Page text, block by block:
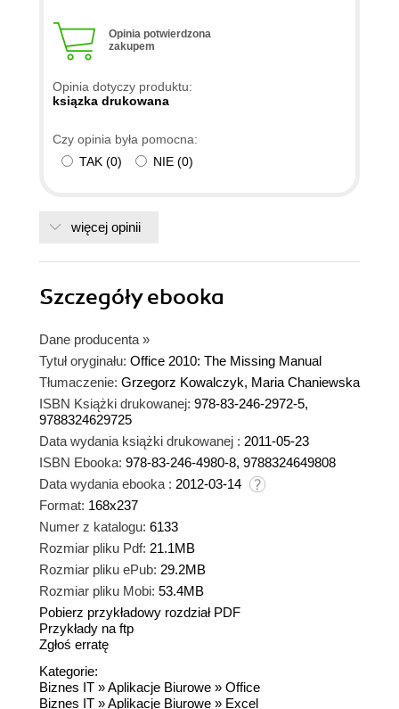
Opinia potwierdzona
zakupem
Opinia dotyczy produktu:
ksiązka drukowana
Czy opinia była pomocna:
TAK (0) NIE (0)
więcej opinii
Szczegółyebooka
Dane producenta »
Tytuł oryginału: Office 2010: The Missing Manual
Tłumaczenie: Grzegorz Kowalczyk, Maria Chaniewska
ISBN Książki drukowanej: 978-83-246-2972-5,
9788324629725
Data wydania książki drukowanej : 2011-05-23
ISBN Ebooka: 978-83-246-4980-8, 9788324649808
Data wydania ebooka : 2012-03-14
Format: 168x237
Numer z katalogu: 6133
Rozmiar pliku Pdf: 21.1MB
Rozmiar pliku ePub: 29.2MB
Rozmiar pliku Mobi: 53.4MB
Pobierz przykładowy rozdział PDF
Przykłady na ftp
Zgłoś erratę
Kategorie:
Biznes IT »Aplikacje Biurowe » Office
Biznes IT »Aplikacje Biurowe » Excel